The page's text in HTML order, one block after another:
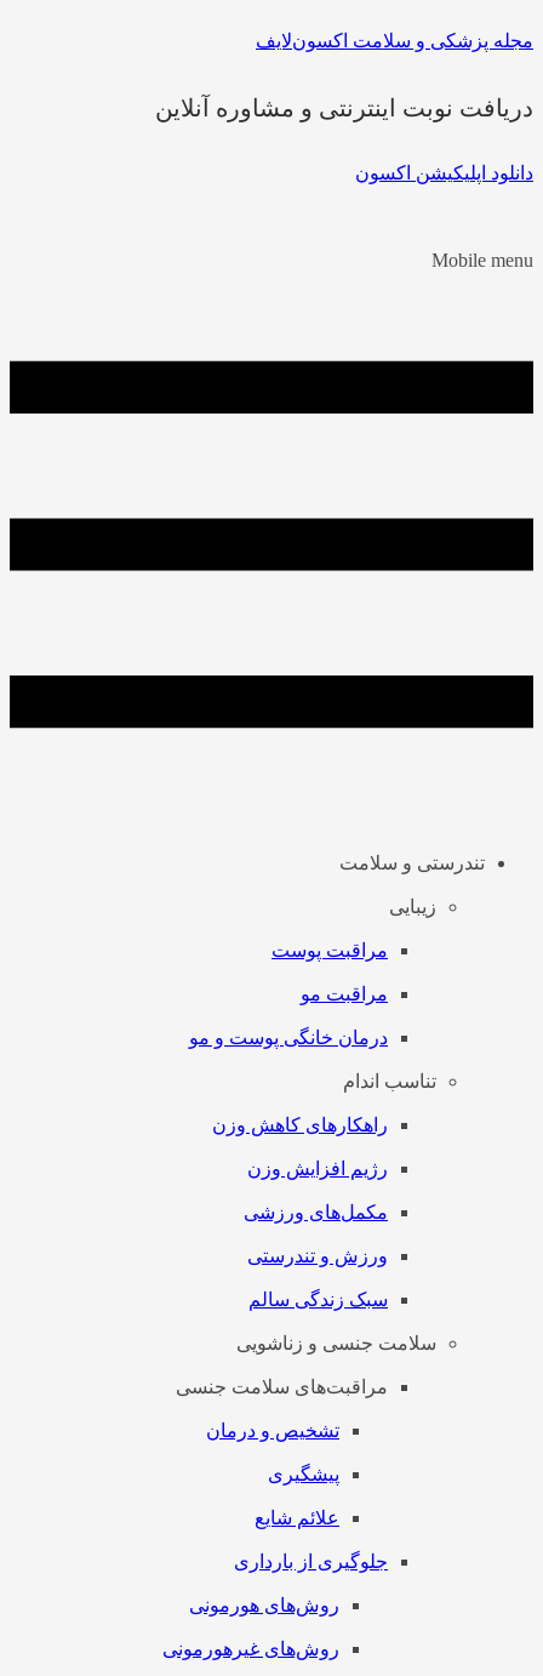
مجله پزشکی و سلامت اکسون‌لایف
دریافت نوبت اینترنتی و مشاوره آنلاین
دانلود اپلیکیشن اکسون
Mobile menu
تندرستی و سلامت
زیبایی
مراقبت پوست
مراقبت مو
درمان خانگی پوست و مو
تناسب اندام
راهکارهای کاهش وزن
رژیم افزایش وزن
مکمل‌های ورزشی
ورزش و تندرستی
سبک زندگی سالم
سلامت جنسی و زناشویی
مراقبت‌های سلامت جنسی
تشخیص و درمان
پیشگیری
علائم شایع
جلوگیری از بارداری
روش‌های هورمونی
روش‌های غیرهورمونی